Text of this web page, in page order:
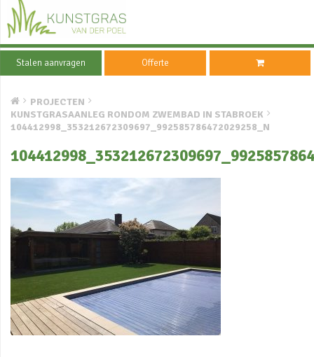
Stalen aanvragen Offerte
PROJECTEN
KUNSTGRASAANLEG RONDOM ZWEMBAD IN STABROEK
104412998_353212672309697_992585786472029258_N